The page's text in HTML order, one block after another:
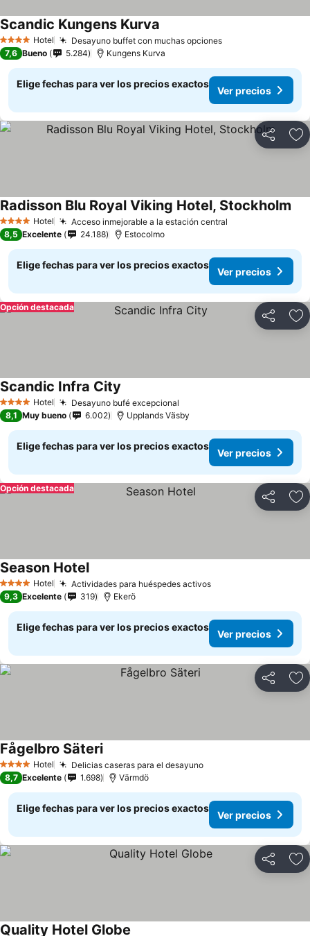
4 EstrellasHotel Desayuno buffet con muchas opcionesVer precios
Scandic Kungens Kurva
7,6 Bueno 5.284 Kungens Kurva
Elige fechas para ver los precios exactos
Ver precios
Compartir
4 EstrellasHotel Acceso inmejorable a la estación central
Radisson Blu Royal Viking Hotel, Stockholm
8,5 Excelente 24.188 Estocolmo
Elige fechas para ver los precios exactos
Ver precios
Compartir
Opción destacada
4 EstrellasHotel Desayuno bufé excepcional
Scandic Infra City
8,1 Muy bueno 6.002 Upplands Väsby
Elige fechas para ver los precios exactos
Ver precios
Compartir
Opción destacada
4 EstrellasHotel Actividades para huéspedes activosVer precios
Season HotelVer precios
9,3 Excelente 319 Ekerö
Elige fechas para ver los precios exactos
Ver precios
Compartir
4 EstrellasHotel Delicias caseras para el desayunoVer precios
Fågelbro SäteriVer precios
8,7 Excelente 1.698 Värmdö
Elige fechas para ver los precios exactos
Ver precios
Compartir
Quality Hotel Globe